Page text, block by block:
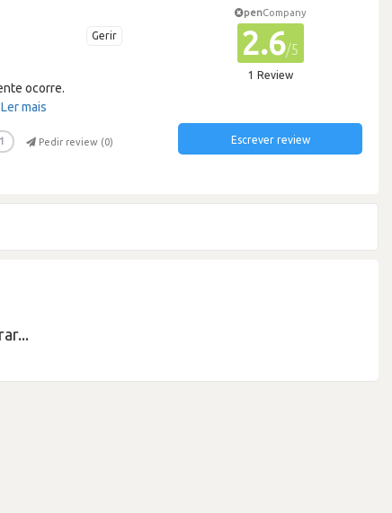
Gerir
ocorre.
Ler mais
1 Pedir review (0)
penCompany
2.6/5
1 Review
Escrever review